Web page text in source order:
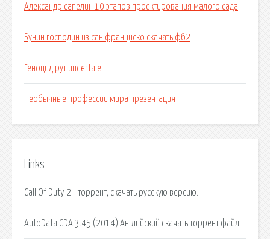
Александр сапелин 10 этапов проектирования малого сада
Бунин господин из сан франциско скачать фб2
Геноцид рут undertale
Необычные профессии мира презентация
Links
Call Of Duty 2 - торрент, скачать русскую версию.
AutoData CDA 3.45 (2014) Английский скачать торрент файл.